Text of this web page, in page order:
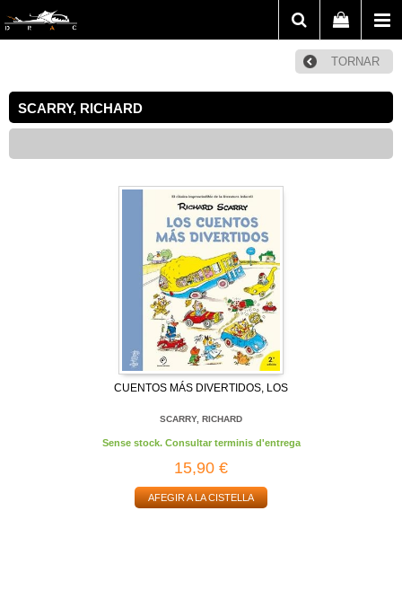
TORNAR
SCARRY, RICHARD
CUENTOS MÁS DIVERTIDOS, LOS
SCARRY, RICHARD
Sense stock. Consultar terminis d'entrega
15,90 €
AFEGIR A LA CISTELLA